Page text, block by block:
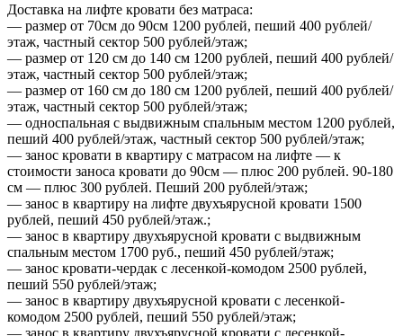
Доставка на лифте кровати без матраса:
— размер от 70см до 90см 1200 рублей, пеший 400 рублей/
этаж, частный сектор 500 рублей/этаж;
— размер от 120 см до 140 см 1200 рублей, пеший 400 рублей/
этаж, частный сектор 500 рублей/этаж;
— размер от 160 см до 180 см 1200 рублей, пеший 400 рублей/
этаж, частный сектор 500 рублей/этаж;
— односпальная с выдвижным спальным местом 1200 рублей,
пеший 400 рублей/этаж, частный сектор 500 рублей/этаж;
— занос кровати в квартиру с матрасом на лифте — к
стоимости заноса кровати до 90см — плюс 200 рублей. 90-180
см — плюс 300 рублей. Пеший 200 рублей/этаж;
— занос в квартиру на лифте двухъярусной кровати 1500
рублей, пеший 450 рублей/этаж.;
— занос в квартиру двухъярусной кровати с выдвижным
спальным местом 1700 руб., пеший 450 рублей/этаж;
— занос кровати-чердак с лесенкой-комодом 2500 рублей,
пеший 550 рублей/этаж;
— занос в квартиру двухъярусной кровати с лесенкой-
комодом 2500 рублей, пеший 550 рублей/этаж;
— занос в квартиру двухъярусной кровати с лесенкой-